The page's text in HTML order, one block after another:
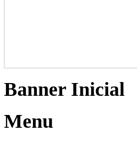
Banner Inicial
Menu